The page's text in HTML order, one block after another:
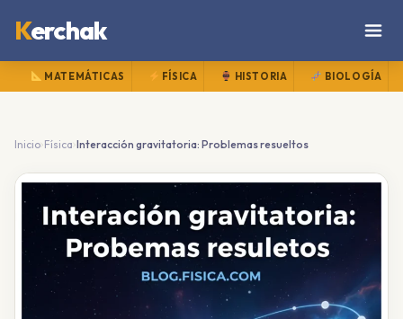
Kerchak
MATEMÁTICAS FÍSICA HISTORIA BIOLOGÍA
Inicio›Física ›Interacción gravitatoria: Problemas resueltos